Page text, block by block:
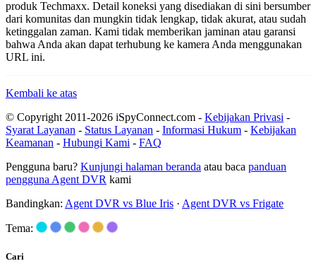
produk Techmaxx. Detail koneksi yang disediakan di sini bersumber
dari komunitas dan mungkin tidak lengkap, tidak akurat, atau sudah
ketinggalan zaman. Kami tidak memberikan jaminan atau garansi
bahwa Anda akan dapat terhubung ke kamera Anda menggunakan
URL ini.
Kembali ke atas
© Copyright 2011-2026 iSpyConnect.com - Kebijakan Privasi -
Syarat Layanan - Status Layanan - Informasi Hukum - Kebijakan
Keamanan - Hubungi Kami - FAQ
Pengguna baru? Kunjungi halaman beranda atau baca panduan
pengguna Agent DVR kami
Bandingkan: Agent DVR vs Blue Iris · Agent DVR vs Frigate
Tema:
Cari